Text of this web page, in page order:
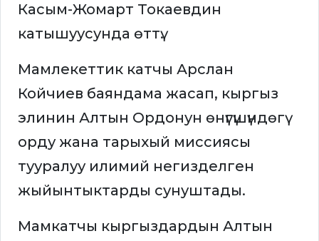
Касым-Жомарт Токаевдин
катышуусунда өттү.
Мамлекеттик катчы Арслан
Койчиев баяндама жасап, кыргыз
элинин Алтын Ордонун өнүгүшүндөгү
орду жана тарыхый миссиясы
тууралуу илимий негизделген
жыйынтыктарды сунуштады.
Мамкатчы кыргыздардын Алтын